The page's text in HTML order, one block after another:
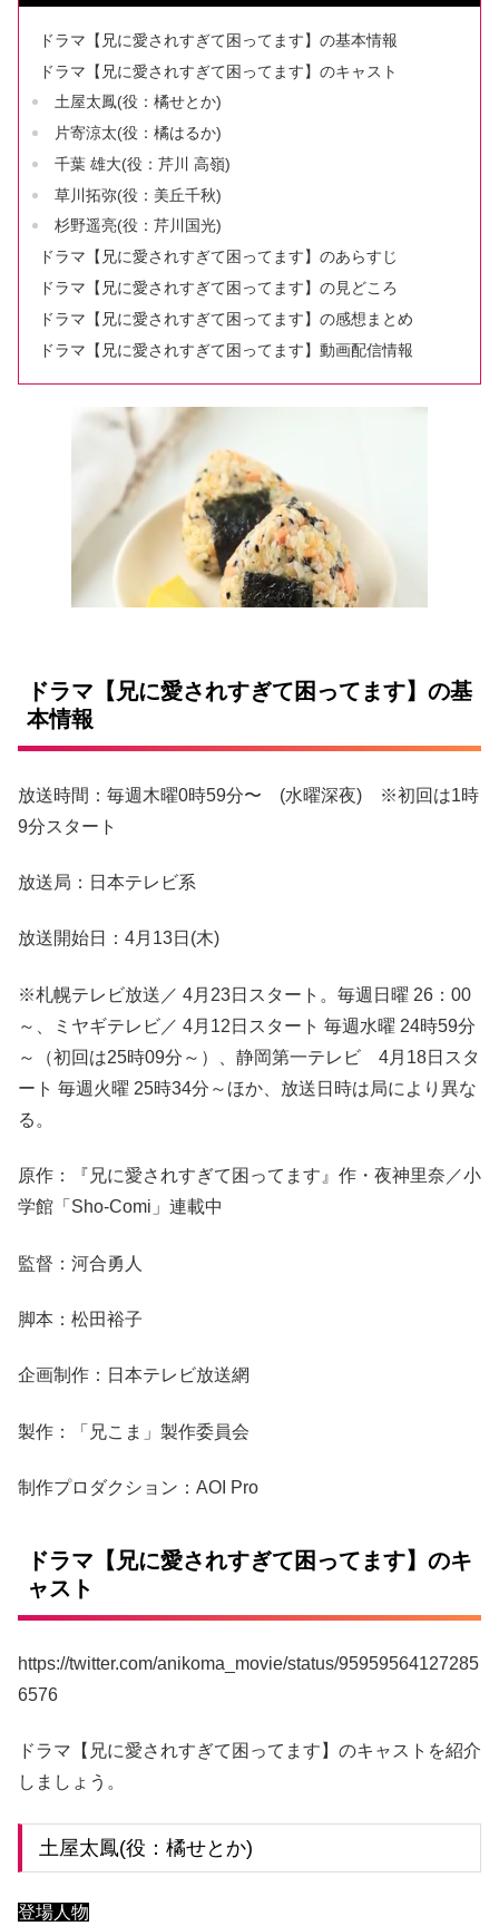
ドラマ【兄に愛されすぎて困ってます】の基本情報
ドラマ【兄に愛されすぎて困ってます】のキャスト
土屋太鳳(役：橘せとか)
片寄涼太(役：橘はるか)
千葉 雄大(役：芹川 高嶺)
草川拓弥(役：美丘千秋)
杉野遥亮(役：芹川国光)
ドラマ【兄に愛されすぎて困ってます】のあらすじ
ドラマ【兄に愛されすぎて困ってます】の見どころ
ドラマ【兄に愛されすぎて困ってます】の感想まとめ
ドラマ【兄に愛されすぎて困ってます】動画配信情報
ドラマ【兄に愛されすぎて困ってます】の基
本情報
放送時間：毎週木曜0時59分〜 (水曜深夜) ※初回は1時
9分スタート
放送局：日本テレビ系
放送開始日：4月13日(木)
※札幌テレビ放送／ 4月23日スタート。毎週日曜 26：00
～、ミヤギテレビ／ 4月12日スタート 毎週水曜 24時59分
～（初回は25時09分～）、静岡第一テレビ 4月18日スタ
ート 毎週火曜 25時34分～ほか、放送日時は局により異な
る。
原作：『兄に愛されすぎて困ってます』作・夜神里奈／小
学館「Sho-Comi」連載中
監督：河合勇人
脚本：松田裕子
企画制作：日本テレビ放送網
製作：「兄こま」製作委員会
制作プロダクション：AOI Pro
ドラマ【兄に愛されすぎて困ってます】のキ
ャスト
https://twitter.com/anikoma_movie/status/95959564127285
6576
ドラマ【兄に愛されすぎて困ってます】のキャストを紹介
しましょう。
土屋太鳳(役：橘せとか)
登場人物